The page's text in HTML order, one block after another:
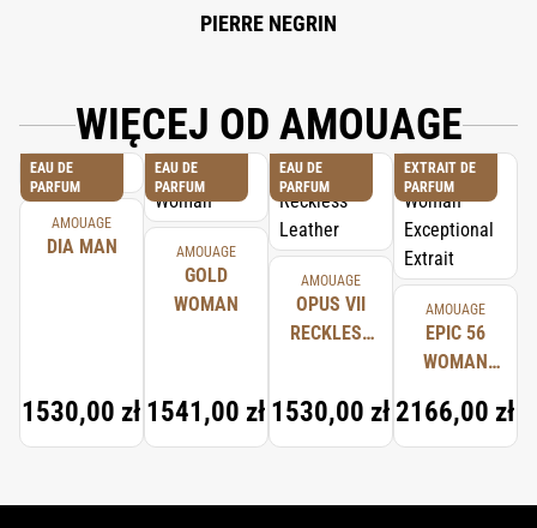
PIERRE NEGRIN
WIĘCEJ OD AMOUAGE
EAU DE
PARFUM
AMOUAGE
DIA MAN
1530,00 zł
EAU DE
PARFUM
AMOUAGE
GOLD
WOMAN
1541,00 zł
EAU DE
PARFUM
AMOUAGE
OPUS VII
RECKLESS
1530,00 zł
EXTRAIT DE
PARFUM
AMOUAGE
EPIC 56
WOMAN
EXTRAIT
2166,00 zł